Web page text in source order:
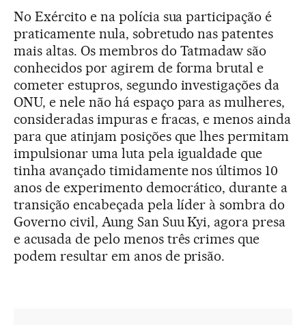
No Exército e na polícia sua participação é
praticamente nula, sobretudo nas patentes
mais altas. Os membros do Tatmadaw são
conhecidos por agirem de forma brutal e
cometer estupros, segundo investigações da
ONU, e nele não há espaço para as mulheres,
consideradas impuras e fracas, e menos ainda
para que atinjam posições que lhes permitam
impulsionar uma luta pela igualdade que
tinha avançado timidamente nos últimos 10
anos de experimento democrático, durante a
transição encabeçada pela líder à sombra do
Governo civil, Aung San Suu Kyi, agora presa
e acusada de pelo menos três crimes que
podem resultar em anos de prisão.